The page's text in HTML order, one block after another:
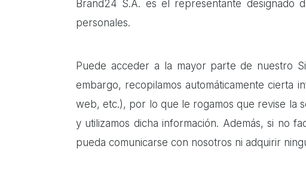
Brand24 S.A. es el representante designado
personales.
Puede acceder a la mayor parte de nuestro
embargo, recopilamos automáticamente cierta
web, etc.), por lo que le rogamos que revise la
y utilizamos dicha información. Además, si no
pueda comunicarse con nosotros ni adquirir